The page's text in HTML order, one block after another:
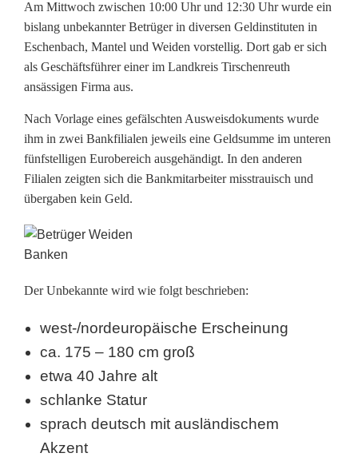
g
e
r
l
e
g
B
k
n
r
Am Mittwoch zwischen 10:00 Uhr und 12:30 Uhr wurde ein
bislang unbekannter Betrüger in diversen Geldinstituten in
Eschenbach, Mantel und Weiden vorstellig. Dort gab er sich
als Geschäftsführer einer im Landkreis Tirschenreuth
ansässigen Firma aus.
Nach Vorlage eines gefälschten Ausweisdokuments wurde
ihm in zwei Bankfilialen jeweils eine Geldsumme im unteren
fünfstelligen Eurobereich ausgehändigt. In den anderen
Filialen zeigten sich die Bankmitarbeiter misstrauisch und
übergaben kein Geld.
Der Unbekannte wird wie folgt beschrieben:
west-/nordeuropäische Erscheinung
ca. 175 – 180 cm groß
etwa 40 Jahre alt
schlanke Statur
sprach deutsch mit ausländischem
Akzent